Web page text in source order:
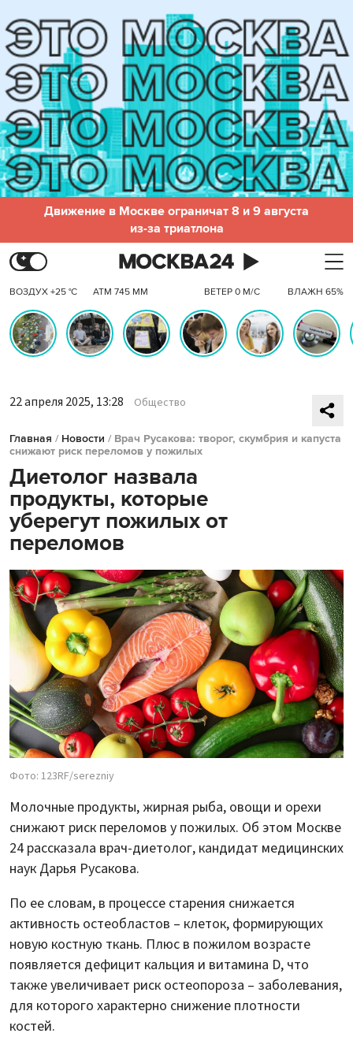
Движение в Москве ограничат 8 и 9 августа
из-за триатлона
ВОЗДУХ +25 °C АТМ 745 ММ ВЕТЕР 0 М/С ВЛАЖН 65%
22 апреля 2025, 13:28 Общество
Главная / Новости / Врач Русакова: творог, скумбрия и капуста
снижают риск переломов у пожилых
Диетолог назвала
продукты, которые
уберегут пожилых от
переломов
Фото: 123RF/serezniy
Молочные продукты, жирная рыба, овощи и орехи
снижают риск переломов у пожилых. Об этом Москве
24 рассказала врач-диетолог, кандидат медицинских
наук Дарья Русакова.
По ее словам, в процессе старения снижается
активность остеобластов – клеток, формирующих
новую костную ткань. Плюс в пожилом возрасте
появляется дефицит кальция и витамина D, что
также увеличивает риск остеопороза – заболевания,
для которого характерно снижение плотности
костей.